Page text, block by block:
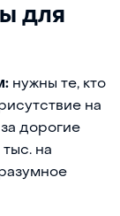
для
нужны те, кто
на
дорогие
на